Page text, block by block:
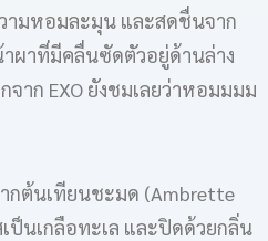
มหอมละมุน และสดชื่นจาก
ผาที่มีคลื่นซัดตัวอยู่ด้านล่าง
าก EXO ยังชมเลยว่าหอมมมม
กต้นเทียนชะมด (Ambrette
ป็นเกลือทะเล และปิดด้วยกลิ่น